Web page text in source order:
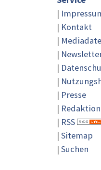
|
| Kontakt
|
|
|
|
| Presse
| Redaktion
| RSS
| Sitemap
| Suchen